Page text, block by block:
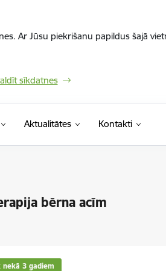
Ar Jūsu piekrišanu papildus šajā
sīkdatnes
Aktualitātes Kontakti
bērna acīm
3 gadiem